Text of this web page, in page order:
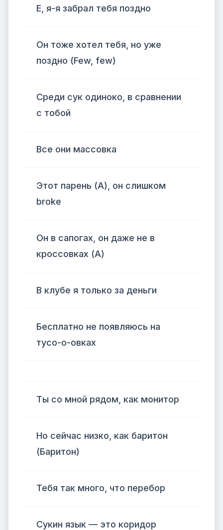
Е, я-я забрал тебя поздно
Он тоже хотел тебя, но уже
поздно (Few, few)
Среди сук одиноко, в сравнении
с тобой
Все они массовка
Этот парень (А), он слишком
broke
Он в сапогах, он даже не в
кроссовках (А)
В клубе я только за деньги
Бесплатно не появляюсь на
тусо-о-овках
Ты со мной рядом, как монитор
Но сейчас низко, как баритон
(Баритон)
Тебя так много, что перебор
Сукин язык — это коридор